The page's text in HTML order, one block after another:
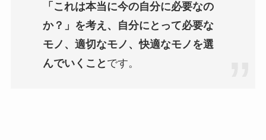
「これは本当に今の自分に必要なの
か？」を考え、自分にとって必要な
モノ、適切なモノ、快適なモノを選
んでいくこと です。